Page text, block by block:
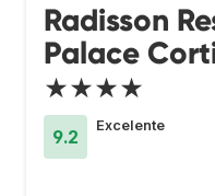
Radisson
Palace
★★★★
9.2
Excelente